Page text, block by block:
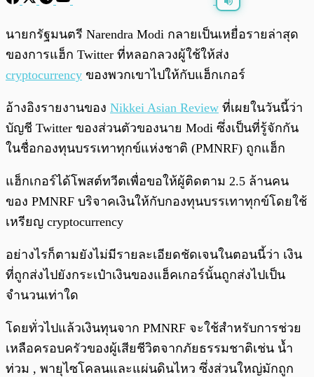
พร้อมเล่น 0:00 0:00
นายกรัฐมนตรี Narendra Modi กลายเป็นเหยื่อรายล่าสุด
ของการแฮ็ก Twitter ที่หลอกลวงผู้ใช้ให้ส่ง
cryptocurrency ของพวกเขาไปให้กับแฮ็กเกอร์
อ้างอิงรายงานของ Nikkei Asian Review ที่เผยในวันนี้ว่า
บัญชี Twitter ของส่วนตัวของนาย Modi ซึ่งเป็นที่รู้จักกัน
ในชื่อกองทุนบรรเทาทุกข์แห่งชาติ (PMNRF) ถูกแฮ็ก
แฮ็กเกอร์ได้โพสต์ทวีตเพื่อขอให้ผู้ติดตาม 2.5 ล้านคน
ของ PMNRF บริจาคเงินให้กับกองทุนบรรเทาทุกข์โดยใช้
เหรียญ cryptocurrency
อย่างไรก็ตามยังไม่มีรายละเอียดชัดเจนในตอนนี้ว่า เงิน
ที่ถูกส่งไปยังกระเป๋าเงินของแฮ็คเกอร์นั้นถูกส่งไปเป็น
จำนวนเท่าใด
โดยทั่วไปแล้วเงินทุนจาก PMNRF จะใช้สำหรับการช่วย
เหลือครอบครัวของผู้เสียชีวิตจากภัยธรรมชาติเช่น น้ำ
ท่วม , พายุไซโคลนและแผ่นดินไหว ซึ่งส่วนใหญ่มักถูก